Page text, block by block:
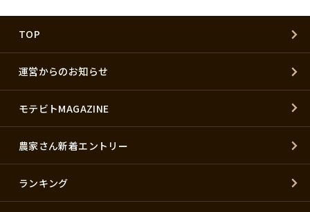
TOP
運営からのお知らせ
モテビトMAGAZINE
農家さん新着エントリー
ランキング